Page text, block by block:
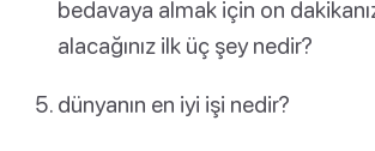
bedavaya almak için on
alacağınız ilk üç şey nedir?
dünyanın en iyi işi nedir?